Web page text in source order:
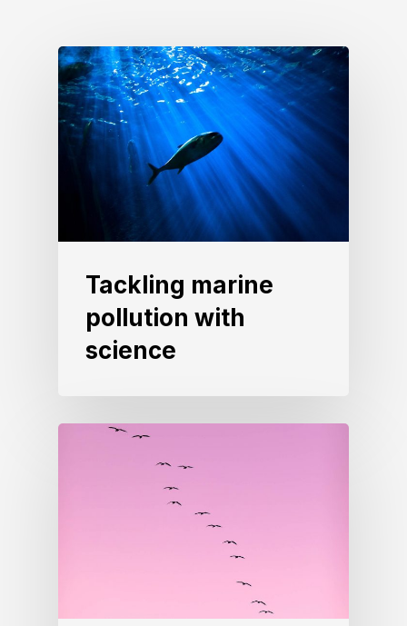
Tackling marine
pollution with
science